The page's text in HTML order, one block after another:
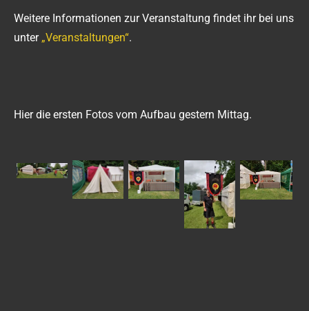
Weitere Informationen zur Veranstaltung findet ihr bei uns
unter „Veranstaltungen“.
Hier die ersten Fotos vom Aufbau gestern Mittag.